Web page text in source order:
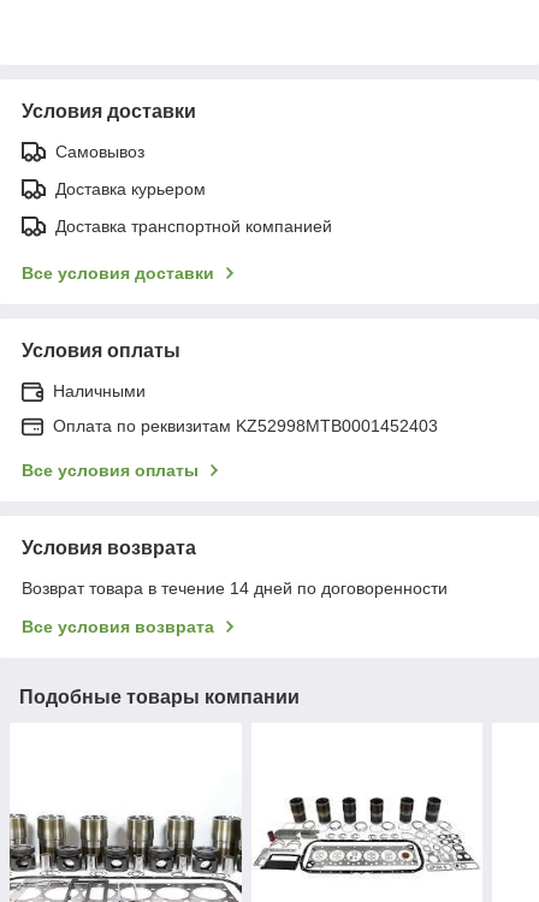
Условия доставки
Самовывоз
Доставка курьером
Доставка транспортной компанией
Все условия доставки
Условия оплаты
Наличными
Оплата по реквизитам KZ52998MTB0001452403
Все условия оплаты
Условия возврата
Возврат товара в течение 14 дней по договоренности
Все условия возврата
Подобные товары компании